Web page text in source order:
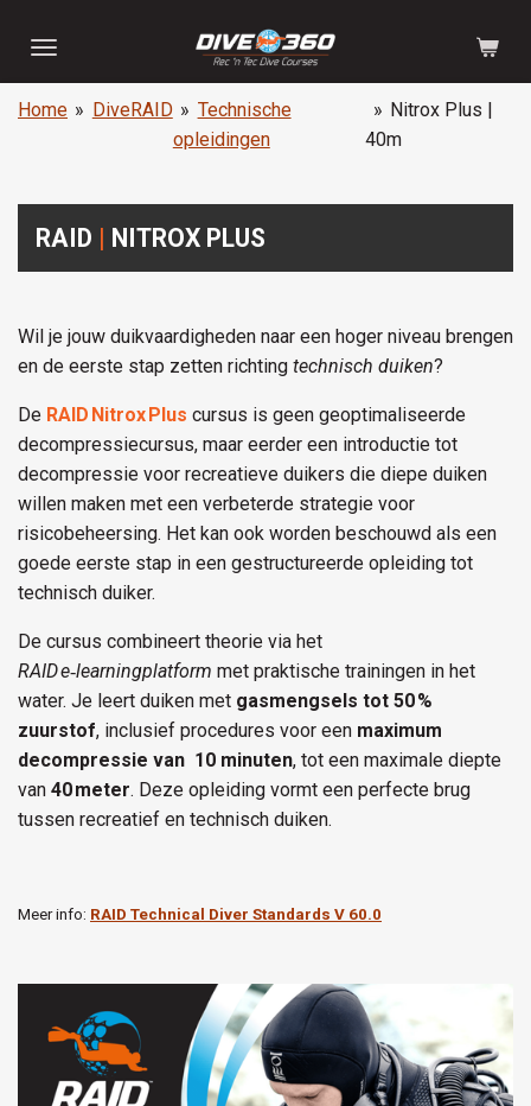
direct
naar
de
Home » DiveRAID » Technische
opleidingen
» Nitrox Plus |
40m
RAID | NITROX PLUS
Wil je jouw duikvaardigheden naar een hoger niveau brengen
en de eerste stap zetten richting technisch duiken?
De RAID Nitrox Plus cursus is geen geoptimaliseerde
decompressiecursus, maar eerder een introductie tot
decompressie voor recreatieve duikers die diepe duiken
willen maken met een verbeterde strategie voor
risicobeheersing. Het kan ook worden beschouwd als een
goede eerste stap in een gestructureerde opleiding tot
technisch duiker.
De cursus combineert theorie via het
RAID e‑learningplatform met praktische trainingen in het
water. Je leert duiken met gasmengsels tot 50 %
zuurstof, inclusief procedures voor een maximum
decompressie van 10 minuten, tot een maximale diepte
van 40 meter. Deze opleiding vormt een perfecte brug
tussen recreatief en technisch duiken.
Meer info: RAID Technical Diver Standards V 60.0